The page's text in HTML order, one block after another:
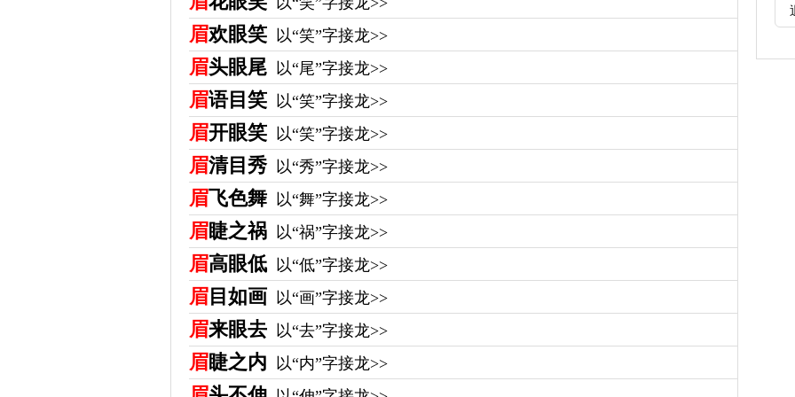
眉欢眼笑 以“笑”字接龙>>
眉头眼尾 以“尾”字接龙>>
眉语目笑 以“笑”字接龙>>
眉开眼笑 以“笑”字接龙>>
眉清目秀 以“秀”字接龙>>
眉飞色舞 以“舞”字接龙>>
眉睫之祸 以“祸”字接龙>>
眉高眼低 以“低”字接龙>>
眉 目如画 以“画”字接龙>>
眉来眼去 以“去”字接龙>>
眉睫之内 以“内”字接龙>>